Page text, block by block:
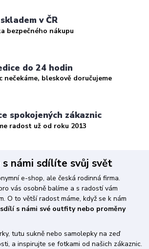
v ČR
bezpečného nákupu
do 24 hodin
nečekáme, bleskově doručujeme
spokojených zákaznic
radost už od roku 2013
s námi sdílíte svůj svět
e-shop, ale česká rodinná firma.
vás osobně balíme a s radostí vám
O to větší radost máme, když se k nám
s námi své outfity nebo proměny
tutu sukně nebo samolepky na zeď
a inspirujte se fotkami od našich zákaznic.